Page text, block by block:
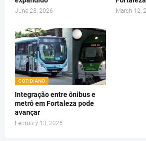
June 23, 2026 March 12,
COTIDIANO
Integração entre ônibus e
metrô em Fortaleza pode
avançar
February 13, 2026